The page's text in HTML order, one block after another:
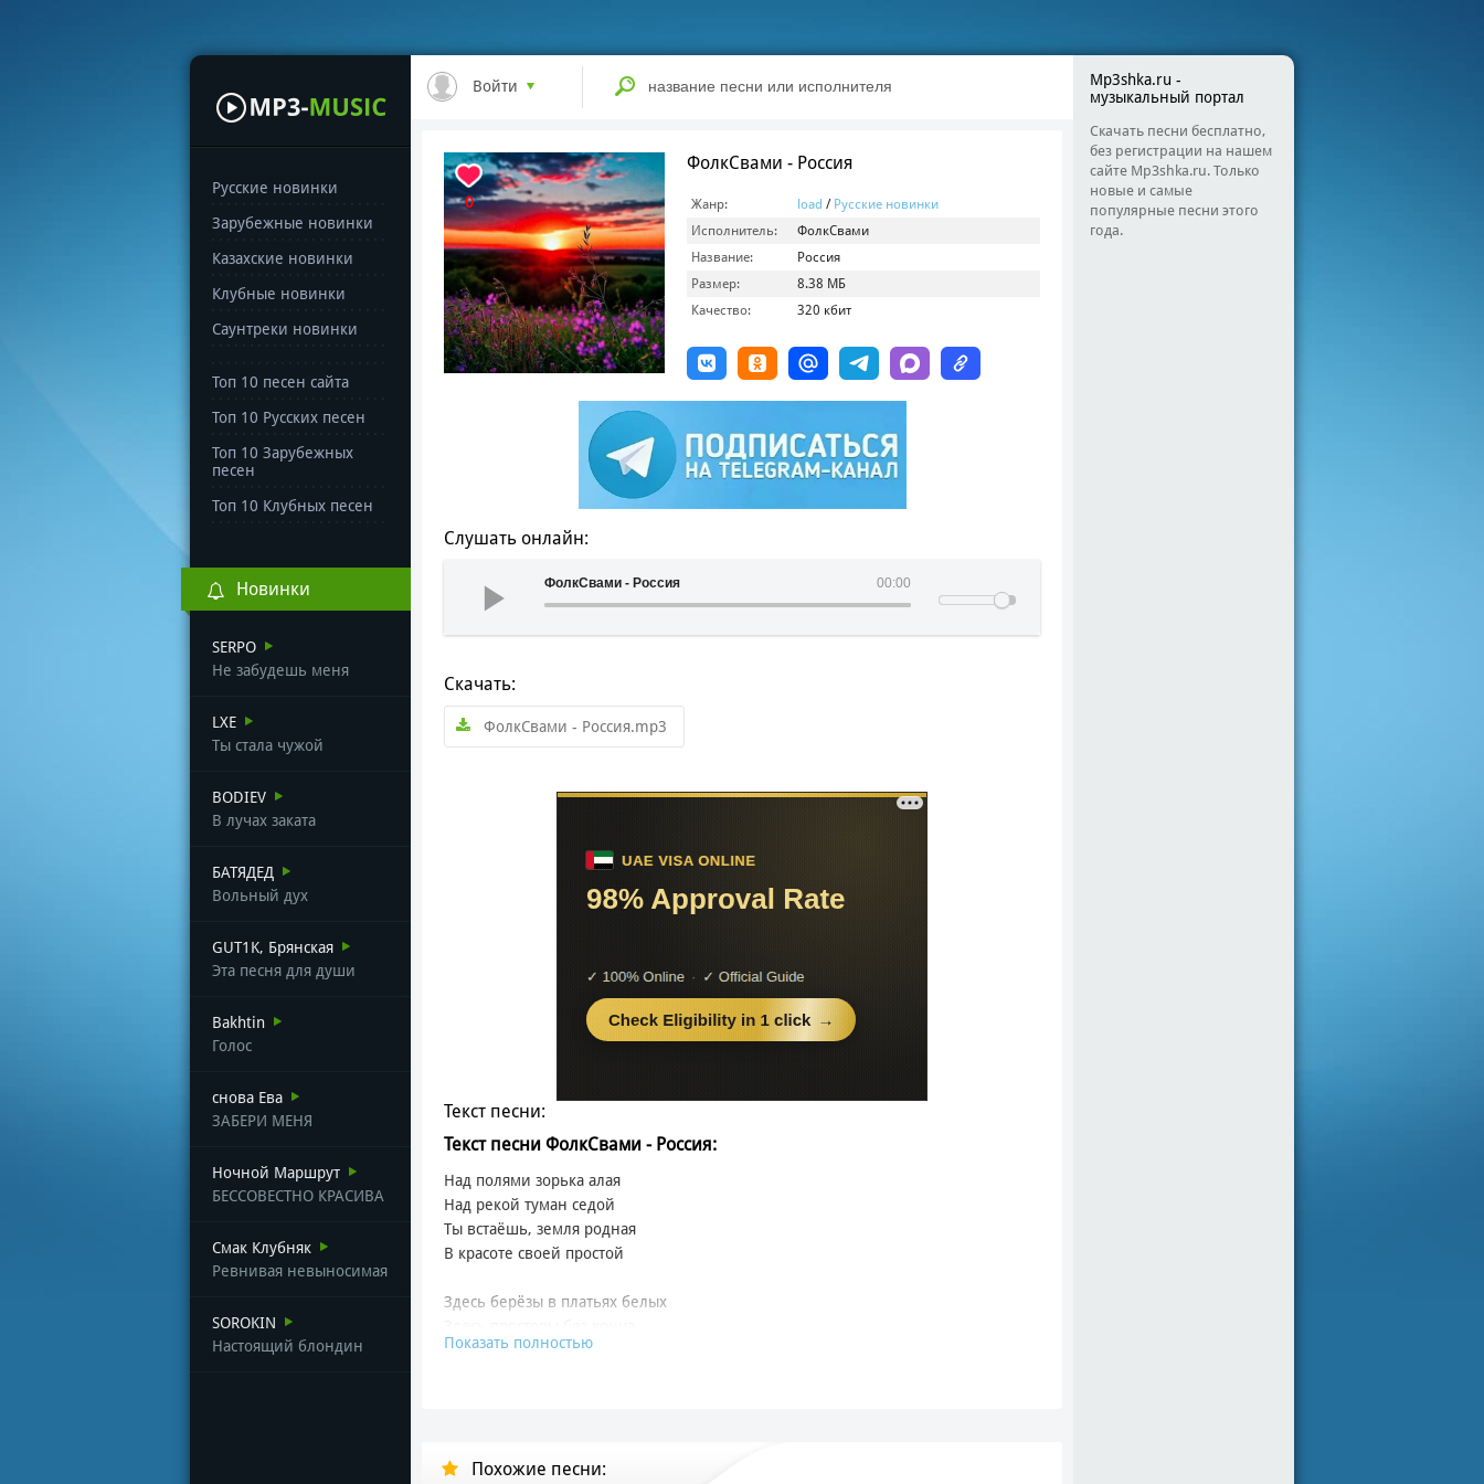
Русские новинки
Зарубежные новинки
Казахские новинки
Клубные новинки
Саунтреки новинки
Топ 10 песен сайта
Топ 10 Русских песен
Топ 10 Зарубежных
песен
Топ 10 Клубных песен
Новинки
SERPO
Не забудешь меня
LXE
Ты стала чужой
BODIEV
В лучах заката
БАТЯДЕД
Вольный дух
GUT1K, Брянская
Эта песня для души
Bakhtin
Голос
снова Ева
ЗАБЕРИ МЕНЯ
Ночной Маршрут
БЕССОВЕСТНО КРАСИВА
Смак Клубняк
Ревнивая невыносимая
SOROKIN
Настоящий блондин
Войти
0
ФолкСвами - Россия
Жанр: load / Русские новинки
Исполнитель:
ФолкСвами
Название:
Россия
Размер:
8.38 МБ
Качество:
320 кбит
Слушать онлайн:
00:00
ФолкСвами - Россия
Скачать:
ФолкСвами - Россия.mp3
Текст песни:
Текст песни ФолкСвами - Россия:
Над полями зорька алая
Над рекой туман седой
Ты встаёшь, земля родная
В красоте своей простой
Здесь берёзы в платьях белых
Этот край для самых смелых
Ты прекрасна и чудесна
Показать полностью
Похожие песни:
Mp3shka.ru -
музыкальный портал
Скачать песни бесплатно,
без регистрации на нашем
сайте Mp3shka.ru. Только
новые и самые
популярные песни этого
года.